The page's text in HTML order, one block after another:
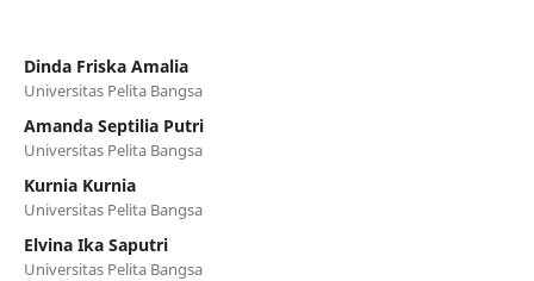
Dinda Friska Amalia
Universitas Pelita Bangsa
Amanda Septilia Putri
Universitas Pelita Bangsa
Kurnia Kurnia
Universitas Pelita Bangsa
Elvina Ika Saputri
Universitas Pelita Bangsa